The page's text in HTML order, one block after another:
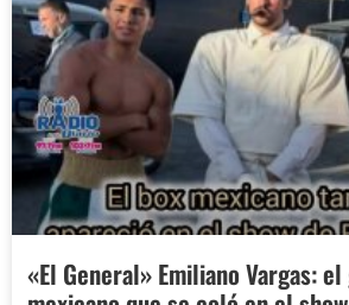
«El General» Emiliano Vargas: